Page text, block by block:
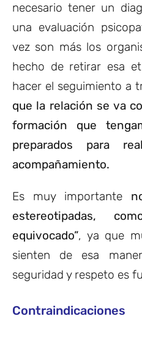
necesario tener un
una evaluación
vez son más los
hecho de retirar esa
hacer el seguimiento a
que la relación se va
formación que
preparados para
acompañamiento.
Es muy importante
estereotipadas,
equivocado”, ya que
sienten de esa
seguridad y respeto es
Contraindicaciones